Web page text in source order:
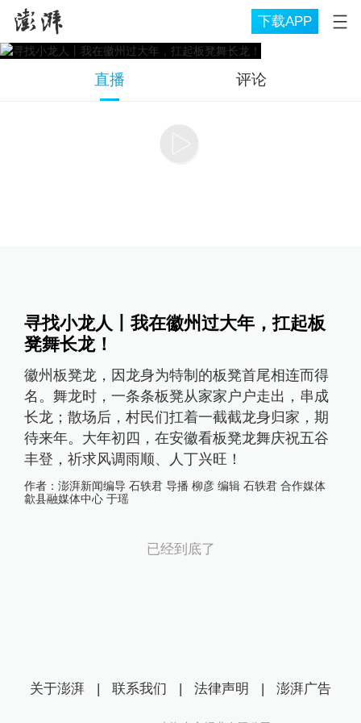
下载APP
直播 评论
寻找小龙人丨我在徽州过大年，扛起板
凳舞长龙！
徽州板凳龙，因龙身为特制的板凳首尾相连而得
名。舞龙时，一条条板凳从家家户户走出，串成
长龙；散场后，村民们扛着一截截龙身归家，期
待来年。大年初四，在安徽看板凳龙舞庆祝五谷
丰登，祈求风调雨顺、人丁兴旺！
作者： 澎湃新闻编导 石轶君 导播 柳彦 编辑 石轶君 合作媒体
歙县融媒体中心 于瑶
已经到底了
关于澎湃 | 联系我们 | 法律声明 | 澎湃广告